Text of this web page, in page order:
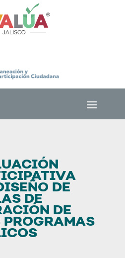
DE
DE
DE
PROGRAMAS